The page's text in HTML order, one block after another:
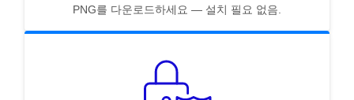
PNG를 다운로드하세요 — 설치 필요 없음.